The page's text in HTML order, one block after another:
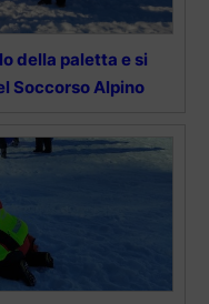
della paletta e si
Soccorso Alpino